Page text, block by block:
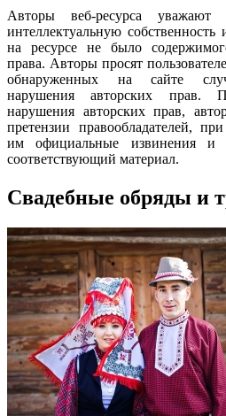
Авторы веб-ресурса
интеллектуальную
на ресурсе не было
права. Авторы просят
обнаруженных на сайте
нарушения авторских прав.
нарушения авторских прав,
претензии правообладателей,
им официальные извинения и
соответствующий материал.
Свадебные обряды и